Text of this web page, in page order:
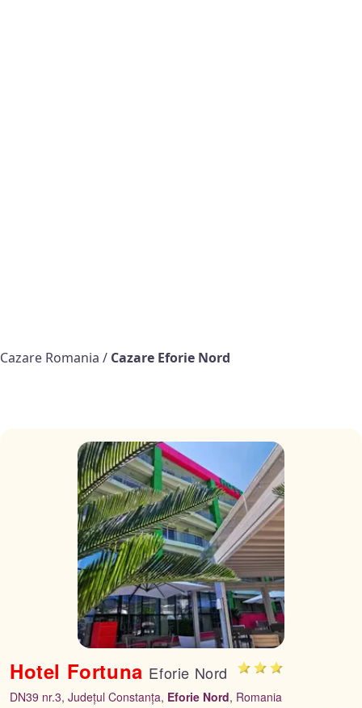
Cazare Romania / Cazare Eforie Nord
Hotel Fortuna Eforie Nord
DN39 nr.3, Județul Constanța, Eforie Nord, Romania